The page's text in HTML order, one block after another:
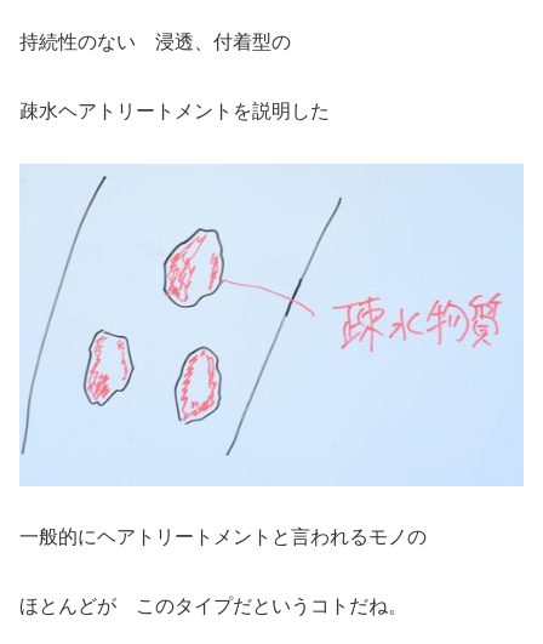
持続性のない 浸透、付着型の
疎水ヘアトリートメントを説明した
一般的にヘアトリートメントと言われるモノの
ほとんどが このタイプだというコトだね。